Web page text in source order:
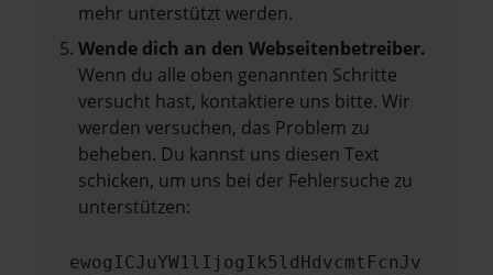
mehr unterstützt werden.
Wende dich an den Webseitenbetreiber.
Wenn du alle oben genannten Schritte
versucht hast, kontaktiere uns bitte. Wir
werden versuchen, das Problem zu
beheben. Du kannst uns diesen Text
schicken, um uns bei der Fehlersuche zu
unterstützen:
ewogICJuYW1lIjogIk5ldHdvcmtFcnJv